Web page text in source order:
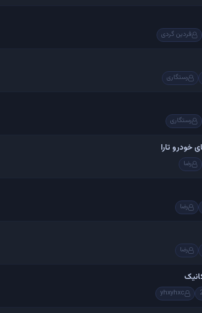
فردین گردی
رستگاری
رستگاری
خودرو تارا
رضا
رضا
رضا
yhxyhxc